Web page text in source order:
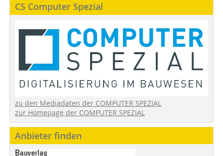
CS Computer Spezial
zu den Mediadaten der COMPUTER SPEZIAL
zur Homepage der COMPUTER SPEZIAL
Anbieter finden